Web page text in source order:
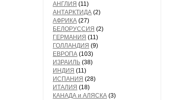
АНГЛИЯ (11)
АНТАРКТИДА (2)
АФРИКА (27)
БЕЛОРУССИЯ (2)
ГЕРМАНИЯ (11)
ГОЛЛАНДИЯ (9)
ЕВРОПА (103)
ИЗРАИЛЬ (38)
ИНДИЯ (11)
ИСПАНИЯ (28)
ИТАЛИЯ (18)
КАНАДА и АЛЯСКА (3)